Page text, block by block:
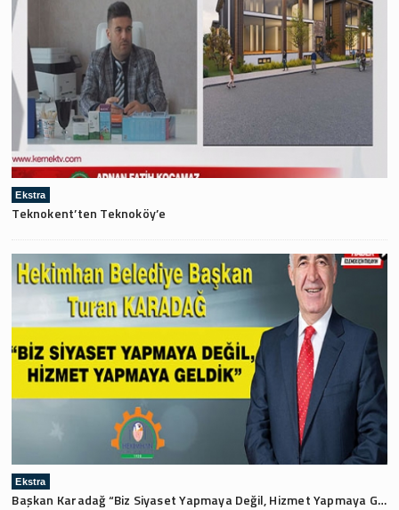
Ekstra
Teknokent’ten Teknoköy’e
Ekstra
Başkan Karadağ “Biz Siyaset Yapmaya Değil, Hizmet Yapmaya Geldik”